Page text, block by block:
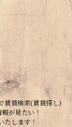
賃貸検索(賃貸探し)
が見たい！
します！